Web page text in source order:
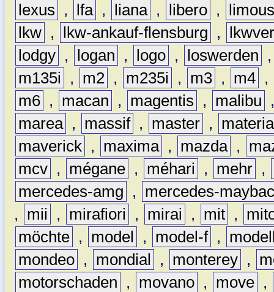
lexus
, lfa , liana , libero ,
lkw , lkw-ankauf-flensburg ,
lodgy , logan , logo , loswerden
m135i
, m2 , m235i , m3 , m4 ,
m6 , macan , magentis , malibu
marea , massif , master ,
materia
maverick , maxima , mazda ,
mcv , mégane , méhari , mehr ,
mercedes-amg
,
mercedes-
,
mii , mirafiori , mirai , mit ,
möchte , model , model-f ,
mondeo , mondial , monterey ,
motorschaden
, movano , move ,